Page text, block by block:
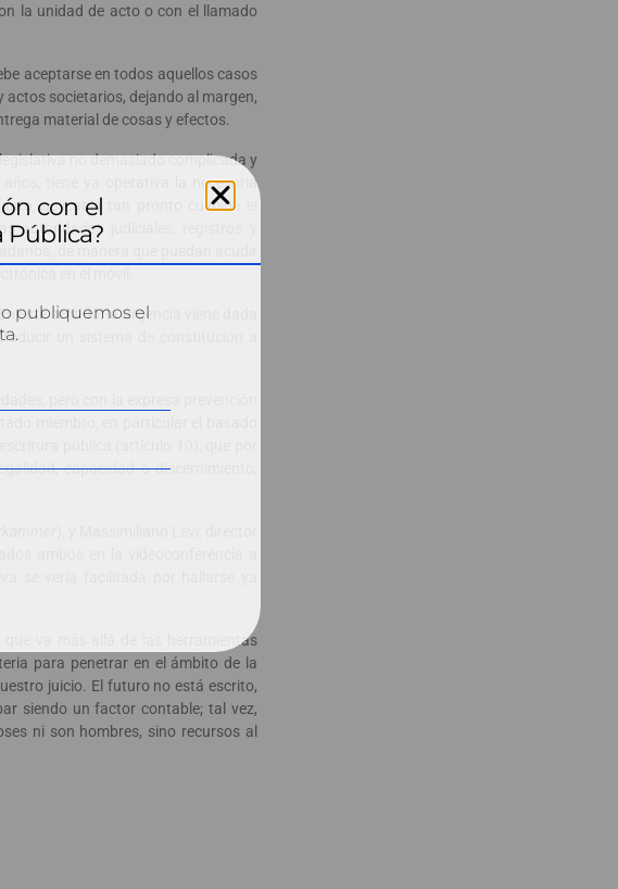
la unidad de acto o con el llamado
aceptarse en todos aquellos casos
actos societarios, dejando al margen,
material de cosas y efectos.
no demasiado complicada y
tiene ya operativa la necesaria
aplicable tan pronto culmine el
autoridades judiciales, registros y
de manera que puedan acudir
en el móvil.
este sentido, la urgencia viene dada
un sistema de constitución a
pero con la expresa prevención
miembro, en particular el basado
pública (artículo 10), que por
capacidad o discernimiento,
ambos en la videoconferencia a
se vería facilitada por hallarse ya
va más allá de las herramientas
para penetrar en el ámbito de la
juicio. El futuro no está escrito,
siendo un factor contable; tal vez,
ni son hombres, sino recursos al
con el
publiquemos el